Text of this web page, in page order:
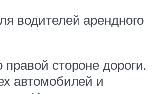
водителей арендного
правой стороне дороги.
автомобилей и